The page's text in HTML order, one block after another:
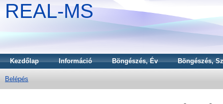
REAL-MS
Kezdőlap Információ Böngészés, Év Böngészés,
Belépés